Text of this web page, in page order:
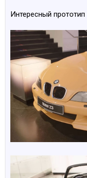
Интересный